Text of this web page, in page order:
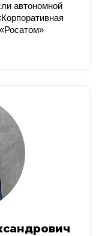
автономной